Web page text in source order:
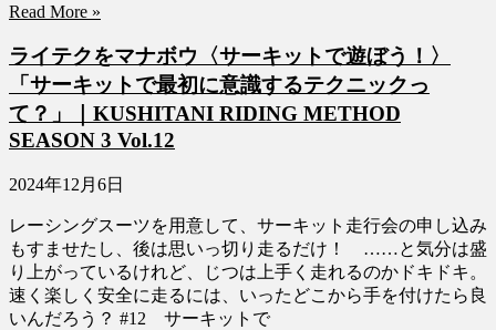
Read More »
ライテクをマナボウ〈サーキットで遊ぼう！〉
「サーキットで最初に意識するテクニックっ
て？」｜KUSHITANI RIDING METHOD
SEASON 3 Vol.12
2024年12月6日
レーシングスーツを用意して、サーキット走行会の申し込み
もすませたし、後は思いっ切り走るだけ！ ……と気分は盛
り上がっているけれど、じつは上手く走れるのかドキドキ。
速く楽しく安全に走るには、いったどこから手を付けたら良
いんだろう？ #12 サーキットで